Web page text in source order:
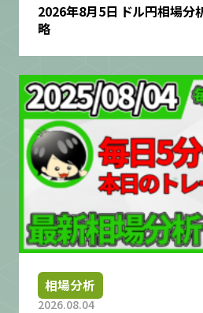
2026年8月5日 ドル円相場分
略
相場分析
2026.08.04